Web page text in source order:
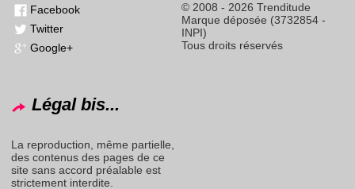
Facebook
Twitter
Google+
© 2008 - 2026 Trenditude
Marque déposée (3732854 -
INPI)
Tous droits réservés
Légal bis...
La reproduction, même partielle,
des contenus des pages de ce
site sans accord préalable est
strictement interdite.